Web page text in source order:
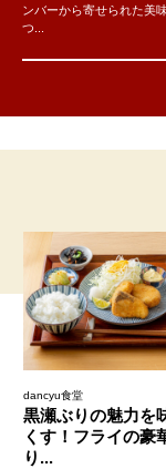
ンバーから寄せられた美
つ...
dancyu食堂
黒瀬ぶりの魅力を
くす！フライの豪
り...